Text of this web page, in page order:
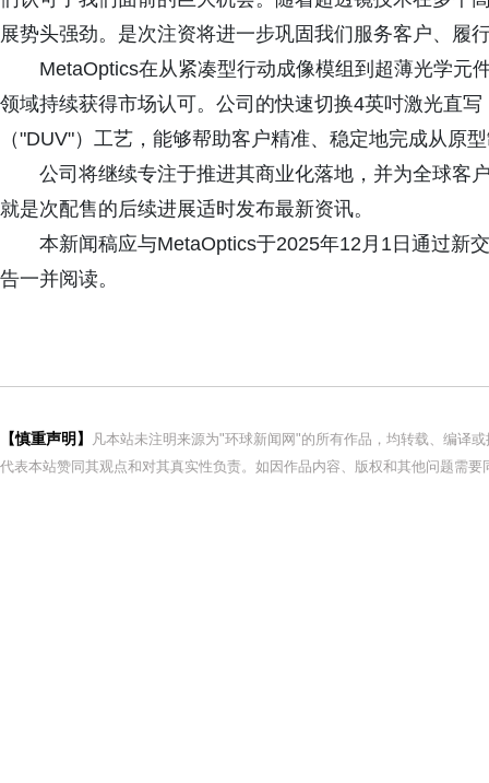
展势头强劲。是次注资将进一步巩固我们服务客户、履
MetaOptics在从紧凑型行动成像模组到超薄光学元
领域持续获得市场认可。公司的快速切换4英吋激光直
（"DUV"）工艺，能够帮助客户精准、稳定地完成从原
公司将继续专注于推进其商业化落地，并为全球客
就是次配售的后续进展适时发布最新资讯。
本新闻稿应与MetaOptics于2025年12月1日通过新
告一并阅读。
【慎重声明】
凡本站未注明来源为"环球新闻网"的所有作品，均转载、编译
代表本站赞同其观点和对其真实性负责。如因作品内容、版权和其他问题需